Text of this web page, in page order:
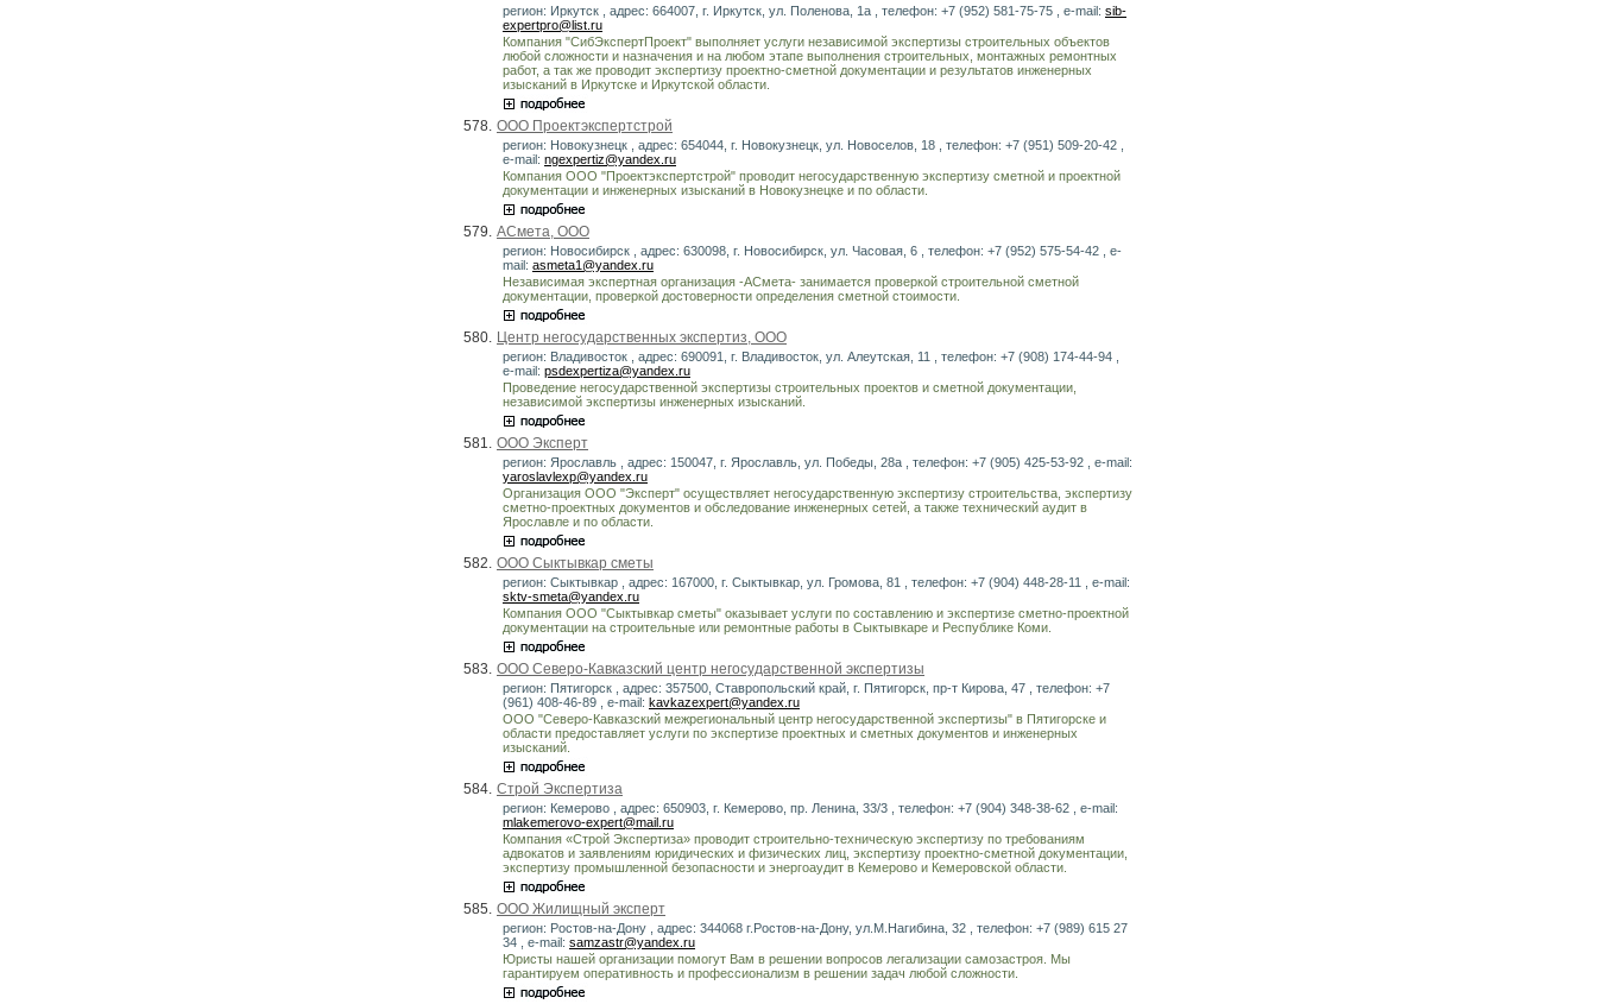
регион: Иркутск , адрес: 664007, г. Иркутск, ул. Поленова, 1а , телефон: +7 (952) 581-75-75 , e-mail: sib-
expertpro@list.ru
Компания "СибЭкспертПроект" выполняет услуги независимой экспертизы строительных объектов
любой сложности и назначения и на любом этапе выполнения строительных, монтажных ремонтных
работ, а так же проводит экспертизу проектно-сметной документации и результатов инженерных
изысканий в Иркутске и Иркутской области.
578. ООО Проектэкспертстрой
регион: Новокузнецк , адрес: 654044, г. Новокузнецк, ул. Новоселов, 18 , телефон: +7 (951) 509-20-42 ,
e-mail: ngexpertiz@yandex.ru
Компания ООО "Проектэкспертстрой" проводит негосударственную экспертизу сметной и проектной
документации и инженерных изысканий в Новокузнецке и по области.
579. АСмета, ООО
регион: Новосибирск , адрес: 630098, г. Новосибирск, ул. Часовая, 6 , телефон: +7 (952) 575-54-42 , e-
mail: asmeta1@yandex.ru
Независимая экспертная организация -АСмета- занимается проверкой строительной сметной
документации, проверкой достоверности определения сметной стоимости.
580. Центр негосударственных экспертиз, ООО
регион: Владивосток , адрес: 690091, г. Владивосток, ул. Алеутская, 11 , телефон: +7 (908) 174-44-94 ,
e-mail: psdexpertiza@yandex.ru
Проведение негосударственной экспертизы строительных проектов и сметной документации,
независимой экспертизы инженерных изысканий.
581. ООО Эксперт
регион: Ярославль , адрес: 150047, г. Ярославль, ул. Победы, 28а , телефон: +7 (905) 425-53-92 , e-mail:
yaroslavlexp@yandex.ru
Организация ООО "Эксперт" осуществляет негосударственную экспертизу строительства, экспертизу
сметно-проектных документов и обследование инженерных сетей, а также технический аудит в
Ярославле и по области.
582. ООО Сыктывкар сметы
регион: Сыктывкар , адрес: 167000, г. Сыктывкар, ул. Громова, 81 , телефон: +7 (904) 448-28-11 , e-mail:
sktv-smeta@yandex.ru
Компания ООО "Сыктывкар сметы" оказывает услуги по составлению и экспертизе сметно-проектной
документации на строительные или ремонтные работы в Сыктывкаре и Республике Коми.
583. ООО Северо-Кавказский центр негосударственной экспертизы
регион: Пятигорск , адрес: 357500, Ставропольский край, г. Пятигорск, пр-т Кирова, 47 , телефон: +7
(961) 408-46-89 , e-mail: kavkazexpert@yandex.ru
ООО "Северо-Кавказский межрегиональный центр негосударственной экспертизы" в Пятигорске и
области предоставляет услуги по экспертизе проектных и сметных документов и инженерных
изысканий.
584. Строй Экспертиза
регион: Кемерово , адрес: 650903, г. Кемерово, пр. Ленина, 33/3 , телефон: +7 (904) 348-38-62 , e-mail:
mlakemerovo-expert@mail.ru
Компания «Строй Экспертиза» проводит строительно-техническую экспертизу по требованиям
адвокатов и заявлениям юридических и физических лиц, экспертизу проектно-сметной документации,
экспертизу промышленной безопасности и энергоаудит в Кемерово и Кемеровской области.
585. ООО Жилищный эксперт
регион: Ростов-на-Дону , адрес: 344068 г.Ростов-на-Дону, ул.М.Нагибина, 32 , телефон: +7 (989) 615 27
34 , e-mail: samzastr@yandex.ru
Юристы нашей организации помогут Вам в решении вопросов легализации самозастроя. Мы
гарантируем оперативность и профессионализм в решении задач любой сложности.